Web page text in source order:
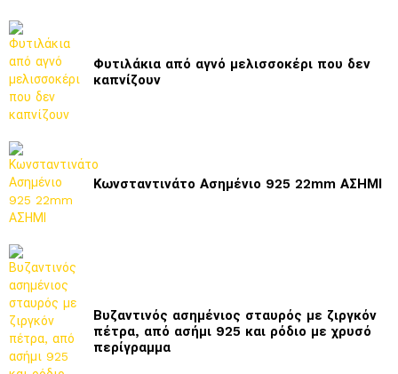
Φυτιλάκια από αγνό μελισσοκέρι που δεν
καπνίζουν
Κωνσταντινάτο Ασημένιο 925 22mm ΑΣΗΜΙ
Βυζαντινός ασημένιος σταυρός με ζιργκόν
πέτρα, από ασήμι 925 και ρόδιο με χρυσό
περίγραμμα